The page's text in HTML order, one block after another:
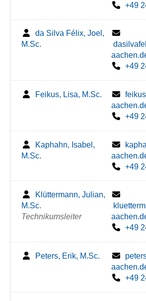
+49
da Silva Félix, Joel,
M.Sc.
+49
Feikus, Lisa, M.Sc.
+49
Kaphahn, Isabel,
M.Sc.
+49
Klüttermann, Julian,
M.Sc.
Technikumsleiter
+49
Peters, Erik, M.Sc.
+49